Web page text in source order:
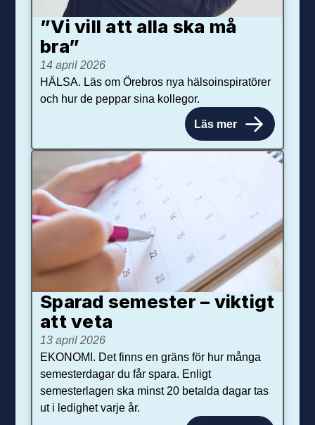
”Vi vill att alla ska må
bra”
14 april 2026
HÄLSA. Läs om Örebros nya hälsoinspiratörer
och hur de peppar sina kollegor.
Läs mer
Sparad semester – viktigt
att veta
13 april 2026
EKONOMI. Det finns en gräns för hur många
semesterdagar du får spara. Enligt
semesterlagen ska minst 20 betalda dagar tas
ut i ledighet varje år.